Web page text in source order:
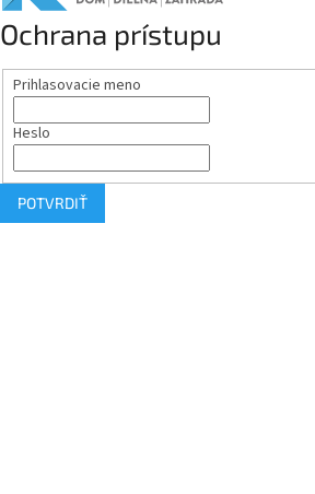
Ochrana prístupu
Prihlasovacie meno
Heslo
POTVRDIŤ